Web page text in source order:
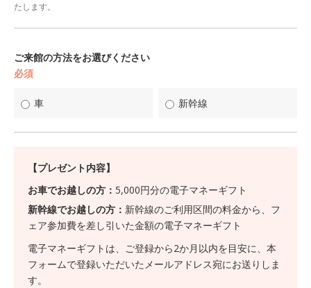
たします。
ご来館の方法をお選びください
必須
車 新幹線
【プレゼント内容】
お車でお越しの方： 5,000円分の電子マネーギフト
新幹線でお越しの方： 新幹線のご利用区間の料金から、フ
ェア参加費を差し引いた金額の電子マネーギフト
電子マネーギフトは、ご登録から2か月以内を目安に、本
フォームで登録いただいたメールアドレス宛にお送りしま
す。